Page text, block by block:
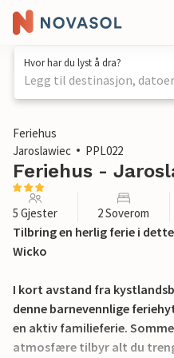
Hvor har du lyst å dra?
Legg til destinasjon,
1 / 19
Feriehus
Jaroslawiec
PPL022
Feriehus -
5 Gjester 2 Soverom
Tilbring en herlig ferie i
Wicko
I kort avstand fra
denne barnevennlige
en aktiv familieferie.
atmosfære tilbyr alt du